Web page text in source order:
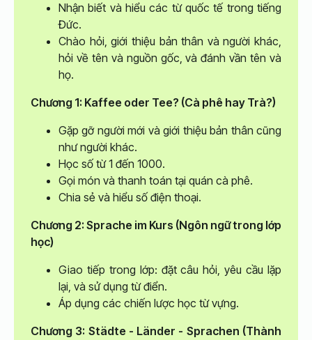
Nhận biết và hiểu các từ quốc tế trong tiếng
Đức.
Chào hỏi, giới thiệu bản thân và người khác,
hỏi về tên và nguồn gốc, và đánh vần tên và
họ.
Chương 1: Kaffee oder Tee? (Cà phê hay Trà?)
Gặp gỡ người mới và giới thiệu bản thân cũng
như người khác.
Học số từ 1 đến 1000.
Gọi món và thanh toán tại quán cà phê.
Chia sẻ và hiểu số điện thoại.
Chương 2: Sprache im Kurs (Ngôn ngữ trong lớp
học)
Giao tiếp trong lớp: đặt câu hỏi, yêu cầu lặp
lại, và sử dụng từ điển.
Áp dụng các chiến lược học từ vựng.
Chương 3: Städte - Länder - Sprachen (Thành